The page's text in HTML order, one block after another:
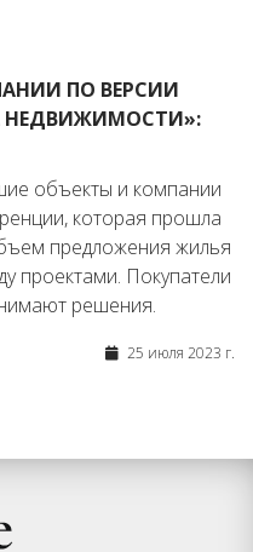
ПО ВЕРСИИ
НЕДВИЖИМОСТИ»:
объекты и компании
которая прошла
предложения жилья
проектами. Покупатели
решения.
25 июля 2023 г.